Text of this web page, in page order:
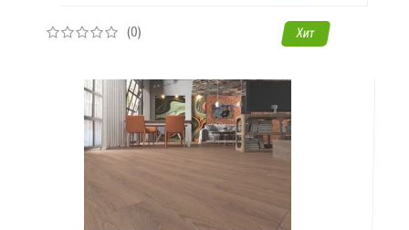
(0) Хит